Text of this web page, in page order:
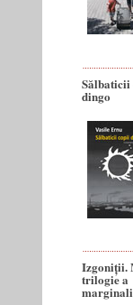
Sălbaticii
dingo
Izgoniții.
trilogie a